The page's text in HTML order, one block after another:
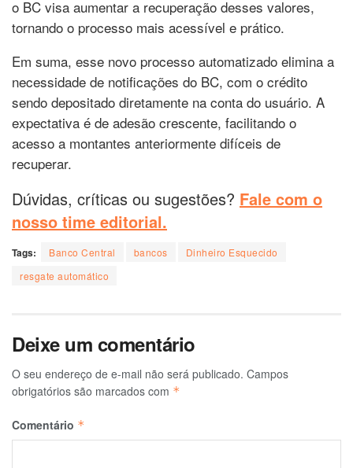
o BC visa aumentar a recuperação desses valores,
tornando o processo mais acessível e prático.
Em suma, esse novo processo automatizado elimina a
necessidade de notificações do BC, com o crédito
sendo depositado diretamente na conta do usuário. A
expectativa é de adesão crescente, facilitando o
acesso a montantes anteriormente difíceis de
recuperar.
Dúvidas, críticas ou sugestões? Fale com o
nosso time editorial.
Tags: Banco Central bancos
Dinheiro Esquecido
resgate automático
Deixe um comentário
O seu endereço de e-mail não será publicado. Campos
obrigatórios são marcados com *
Comentário *